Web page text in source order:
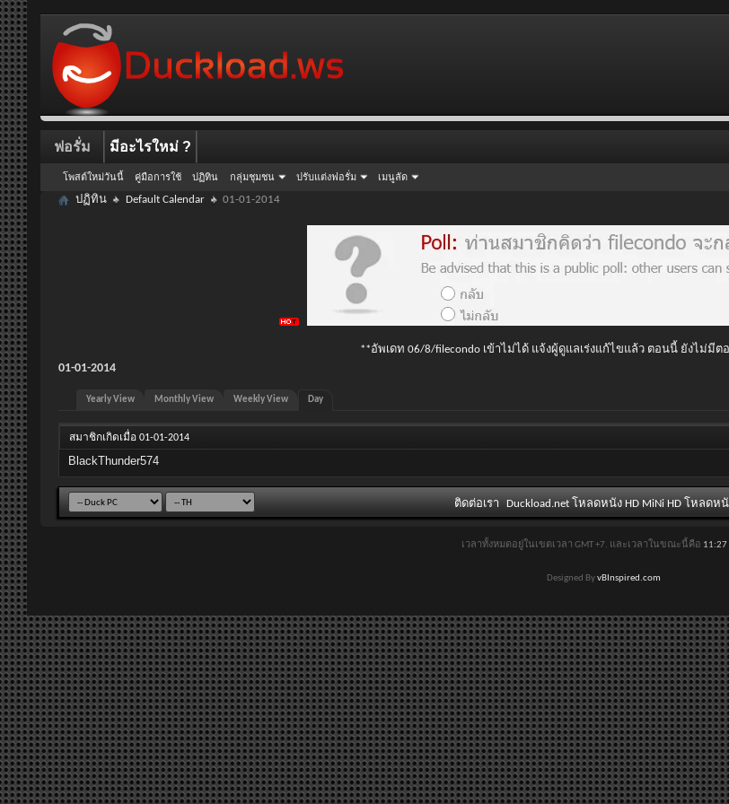
ฟอรั่ม
โพสต์ใหม่วันนี้ คู่มือการใช้ ปฏิทิน กลุ่มชุมชน ปรับแต่งฟอรั่ม เมนูลัด
มีอะไรใหม่ ?
ปฏิทิน Default Calendar 01-01-2014
**อัพเดท 06/8/filecondo เข้าไม่ได้ แจ้งผู้ดูแลเร่งแก้ไขแล้ว ตอนนี้ ยังไม่มี
01-01-2014
Yearly View
Monthly View Weekly View Day
สมาชิกเกิดเมื่อ 01-01-2014
BlackThunder574
ติดต่อเรา Duckload.net โหลดหนัง HD MiNi HD โหลด
เวลาทั้งหมดอยู่ในเขตเวลา GMT +7. และเวลาในขณะนี้คือ 11:27
Designed ByvBInspired.com